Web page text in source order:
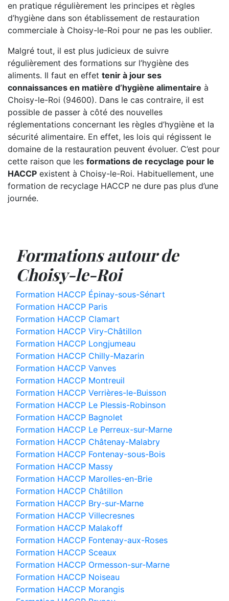
en pratique régulièrement les principes et règles
d’hygiène dans son établissement de restauration
commerciale à Choisy-le-Roi pour ne pas les oublier.
Malgré tout, il est plus judicieux de suivre
régulièrement des formations sur l’hygiène des
aliments. Il faut en effet tenir à jour ses
connaissances en matière d’hygiène alimentaire à
Choisy-le-Roi (94600). Dans le cas contraire, il est
possible de passer à côté des nouvelles
réglementations concernant les règles d’hygiène et la
sécurité alimentaire. En effet, les lois qui régissent le
domaine de la restauration peuvent évoluer. C’est pour
cette raison que les formations de recyclage pour le
HACCP existent à Choisy-le-Roi. Habituellement, une
formation de recyclage HACCP ne dure pas plus d’une
journée.
Formations autour de
Choisy-le-Roi
Formation HACCP Épinay-sous-Sénart
Formation HACCP Paris
Formation HACCP Clamart
Formation HACCP Viry-Châtillon
Formation HACCP Longjumeau
Formation HACCP Chilly-Mazarin
Formation HACCP Vanves
Formation HACCP Montreuil
Formation HACCP Verrières-le-Buisson
Formation HACCP Le Plessis-Robinson
Formation HACCP Bagnolet
Formation HACCP Le Perreux-sur-Marne
Formation HACCP Châtenay-Malabry
Formation HACCP Fontenay-sous-Bois
Formation HACCP Massy
Formation HACCP Marolles-en-Brie
Formation HACCP Châtillon
Formation HACCP Bry-sur-Marne
Formation HACCP Villecresnes
Formation HACCP Malakoff
Formation HACCP Fontenay-aux-Roses
Formation HACCP Sceaux
Formation HACCP Ormesson-sur-Marne
Formation HACCP Noiseau
Formation HACCP Morangis